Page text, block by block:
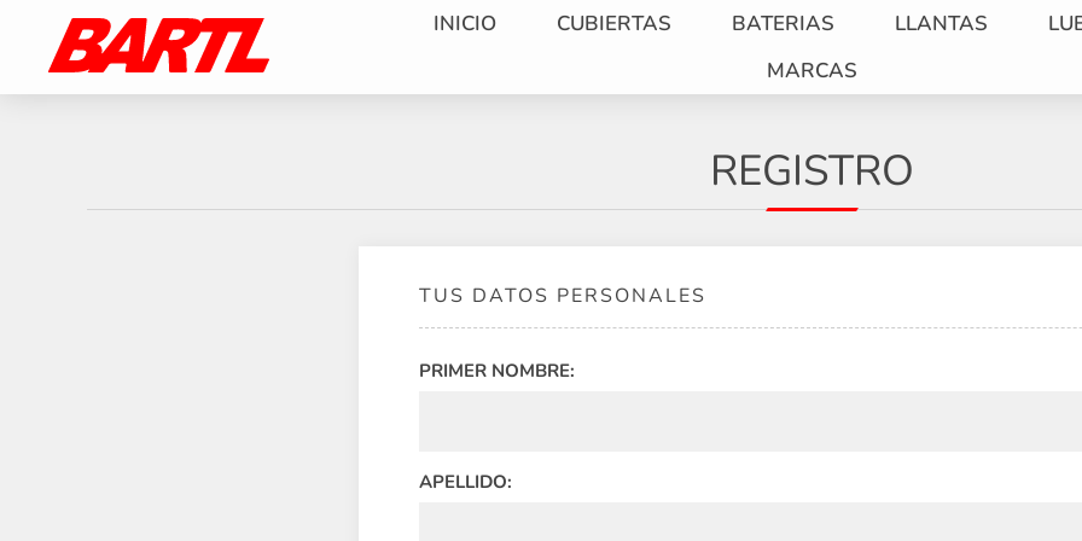
INICIO CUBIERTAS BATERIAS LLANTAS
MARCAS
REGISTRO
TUS DATOS PERSONALES
PRIMER NOMBRE:
APELLIDO: